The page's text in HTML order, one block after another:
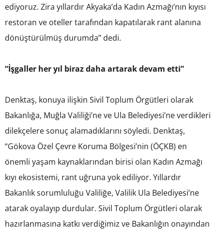
ediyoruz. Zira yıllardır Akyaka’da Kadın Azmağı’nın kıyısı
restoran ve oteller tarafından kapatılarak rant alanına
dönüştürülmüş durumda” dedi.
“İşgaller her yıl biraz daha artarak devam etti”
Denktaş, konuya ilişkin Sivil Toplum Örgütleri olarak
Bakanlığa, Muğla Valiliği’ne ve Ula Belediyesi’ne verdikleri
dilekçelere sonuç alamadıklarını söyledi. Denktaş,
“Gökova Özel Çevre Koruma Bölgesi’nin (ÖÇKB) en
önemli yaşam kaynaklarından birisi olan Kadın Azmağı
kıyı ekosistemi, rant uğruna yok ediliyor. Yıllardır
Bakanlık sorumluluğu Valiliğe, Valilik Ula Belediyesi’ne
atarak oyalayıp durdular. Sivil Toplum Örgütleri olarak
hazırlanmasına katkı verdiğimiz ve Bakanlığın onayından